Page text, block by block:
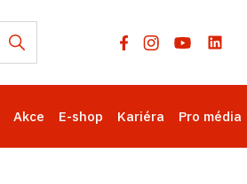
Akce E-shop Kariéra Pro média